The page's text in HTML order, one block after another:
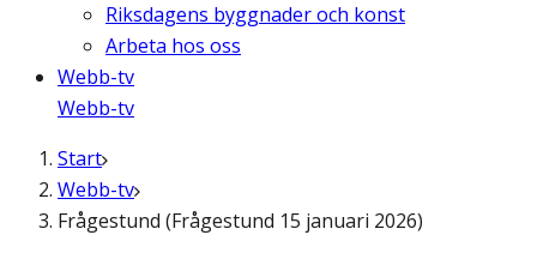
Riksdagens byggnader och konst
Arbeta hos oss
Webb-tv
Webb-tv
Start
Webb-tv
Frågestund (Frågestund 15 januari 2026)